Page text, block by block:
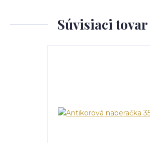
Súvisiaci tovar